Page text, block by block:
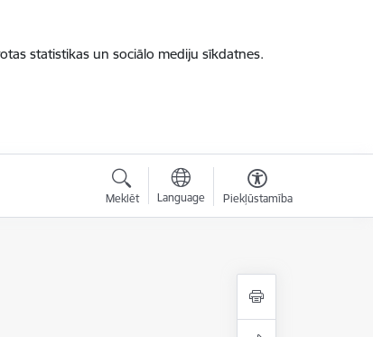
statistikas un sociālo mediju sīkdatnes.
Meklēt Language Piekļūstamība